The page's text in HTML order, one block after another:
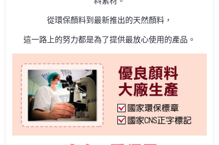
從環保顏料到最新推出的天然顏料，
這一路上的努力都是為了提供最放心使用的產品。